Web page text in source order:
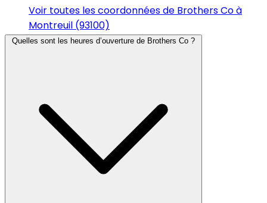
Voir toutes les coordonnées de Brothers Co à
Montreuil (93100)
Quelles sont les heures d’ouverture de Brothers Co ?